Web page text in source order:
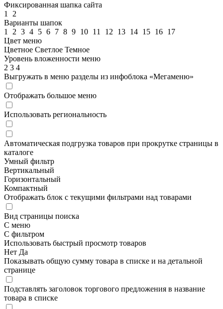
Фиксированная шапка сайта
1
2
Варианты шапок
1
2 3 4 5 6 7 8 9 10 11 12 13 14 15 16 17
Цвет меню
Цветное Светлое Темное
Уровень вложенности меню
2 3 4
Выгружать в меню разделы из инфоблока «Мегаменю»
Отображать большое меню
Использовать региональность
Автоматическая подгрузка товаров при прокрутке страницы в
каталоге
Умный фильтр
Вертикальный
Горизонтальный
Компактный
Отображать блок с текущими фильтрами над товарами
Вид страницы поиска
С меню
С фильтром
Использовать быстрый просмотр товаров
Нет Да
Показывать общую сумму товара в списке и на детальной
странице
Подставлять заголовок торгового предложения в название
товара в списке